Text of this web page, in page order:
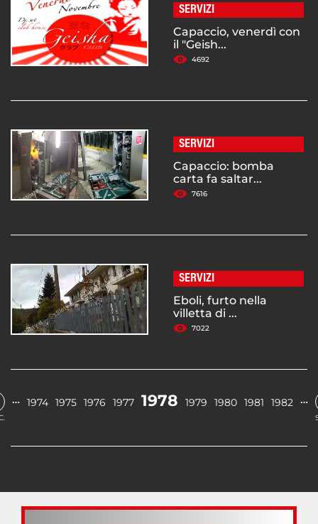
SERVIZI
Capaccio, venerdì con
il "Geish...
4692
SERVIZI
Capaccio: bomba
carta fa saltar...
7616
SERVIZI
Eboli, furto nella
villetta di ...
7022
… 1974 1975 1976 1977 1978 1979 1980 1981 1982 …